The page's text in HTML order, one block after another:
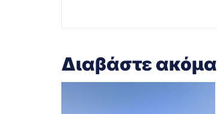
Διαβάστε ακόμα